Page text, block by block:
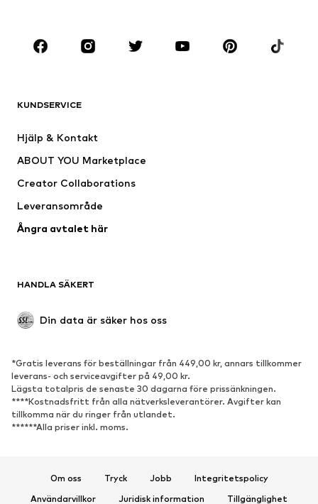
KLÄDER
Jackor
Badkläder
Tillfällen
Upcycling
Nytt
Boots & stövlar
Lågskor
SPORT
Sportkläder
Sporttyper
Sportskor
ACCESSOARER
KUNDSERVICE
Hjälp & Kontakt
ABOUT YOU Marketplace
Creator Collaborations
Leveransområde
Ångra avtalet här
HANDLA SÄKERT
Din data är säker hos oss
*Gratis leverans för beställningar från 449,00 kr, annars tillkommer
leverans- och serviceavgifter på 49,00 kr.
Lägsta totalpris de senaste 30 dagarna före prissänkningen.
****Kostnadsfritt från alla nätverksleverantörer. Avgifter kan
tillkomma när du ringer från utlandet.
******Alla priser inkl. moms.
Om oss Tryck Jobb
Integritetspolicy
Användarvillkor
Juridisk information Tillgänglighet